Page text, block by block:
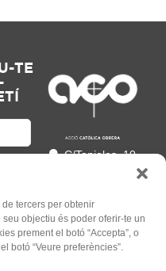
tercers per obtenir
objectiu és poder oferir-te un
prement el botó “Accepta”, o
botó “Veure preferències”.
TE
C/Tapioles, 10
93 505 86 86
hola@acocat.org